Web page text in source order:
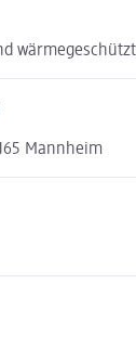
Mannheim